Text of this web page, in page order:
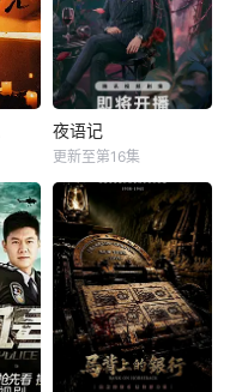
夜语记
更新至第16集